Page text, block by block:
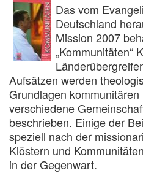
Das vom
Deutschland
Mission 2007
„Kommunitäten“
Aufsätzen werden
Grundlagen
verschiedene
beschrieben. Einige der
speziell nach der
Klöstern und
in der Gegenwart.